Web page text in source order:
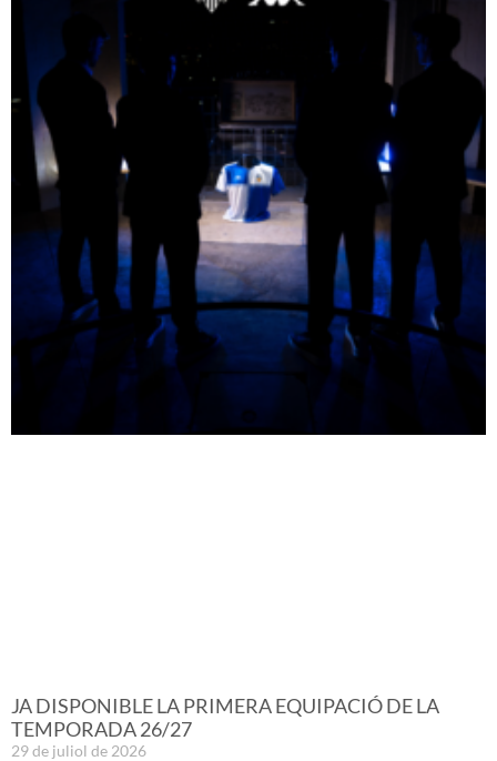
JA DISPONIBLE LA PRIMERA EQUIPACIÓ DE LA
TEMPORADA 26/27
29 de juliol de 2026